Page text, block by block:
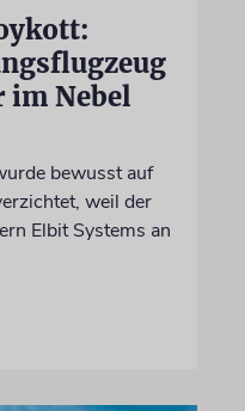
im Nebel
bewusst auf
weil der
Elbit Systems an